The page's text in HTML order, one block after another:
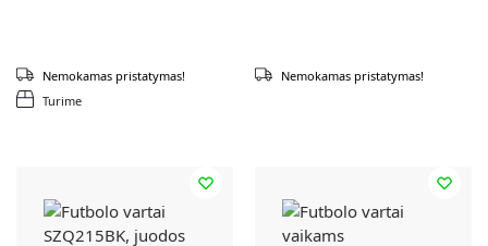
Turime
Nemokamas pristatymas! Nemokamas pristatymas!